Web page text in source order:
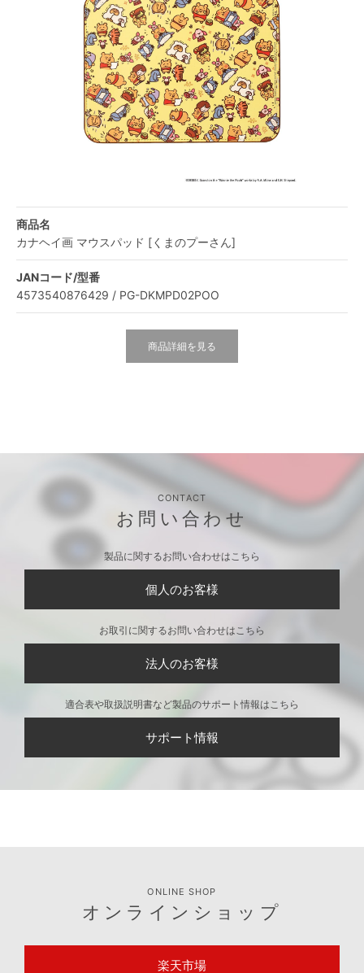
商品名
カナヘイ画 マウスパッド [くまのプーさん]
JANコード/型番
4573540876429 / PG-DKMPD02POO
商品詳細を見る
CONTACT
お問い合わせ
製品に関するお問い合わせはこちら
個人のお客様
お取引に関するお問い合わせはこちら
法人のお客様
適合表や取扱説明書など製品のサポート情報はこちら
サポート情報
ONLINE SHOP
オンラインショップ
楽天市場